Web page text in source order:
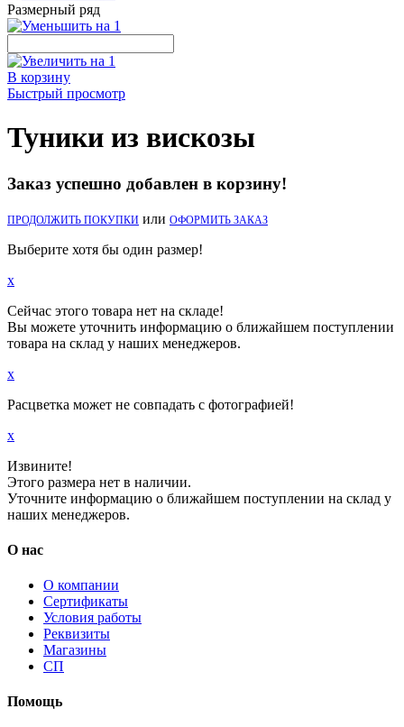
Размерный ряд
В корзину
Быстрый просмотр
Туники из вискозы
Заказ успешно добавлен в корзину!
ПРОДОЛЖИТЬ ПОКУПКИ или ОФОРМИТЬ ЗАКАЗ
Выберите хотя бы один размер!
x
Сейчас этого товара нет на складе!
Вы можете уточнить информацию о ближайшем поступлении
товара на склад у наших менеджеров.
x
Расцветка может не совпадать с фотографией!
x
Извините!
Этого размера нет в наличии.
Уточните информацию о ближайшем поступлении на склад у
наших менеджеров.
О нас
О компании
Сертификаты
Условия работы
Реквизиты
Магазины
СП
Помощь